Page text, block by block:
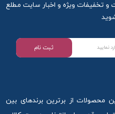
و تخفیفات ویژه و اخبار سایت مطلع
ثبت نام
محصولات از برترین برندهای بین